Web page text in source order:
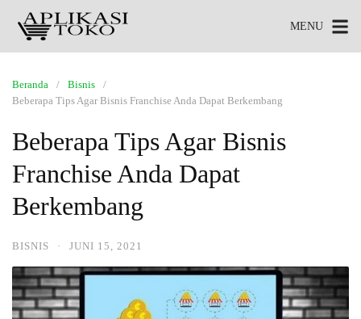
MENU
Beranda
Bisnis
Beberapa Tips Agar Bisnis Franchise Anda Dapat Berkembang
Beberapa Tips Agar Bisnis
Franchise Anda Dapat
Berkembang
BISNIS · JUNI 15, 2021